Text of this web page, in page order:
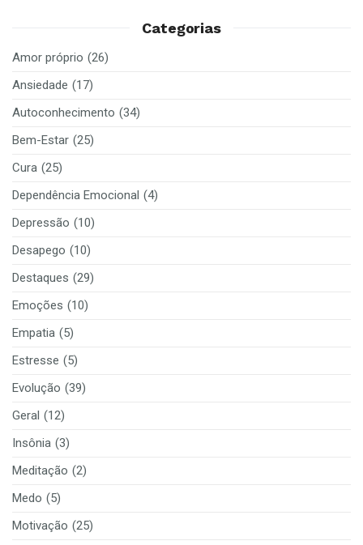
Categorias
Amor próprio (26)
Ansiedade (17)
Autoconhecimento (34)
Bem-Estar (25)
Cura (25)
Dependência Emocional (4)
Depressão (10)
Desapego (10)
Destaques (29)
Emoções (10)
Empatia (5)
Estresse (5)
Evolução (39)
Geral (12)
Insônia (3)
Meditação (2)
Medo (5)
Motivação (25)